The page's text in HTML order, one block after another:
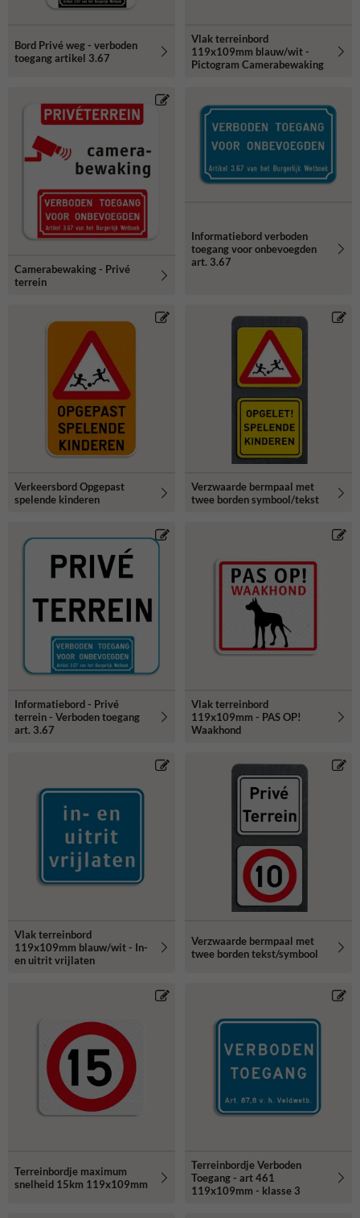
Bord Privé weg - verboden
toegang artikel 3.67
Vlak terreinbord
119x109mm blauw/wit -
Pictogram Camerabewaking
Camerabewaking - Privé
terrein
Informatiebord verboden
toegang voor onbevoegden
art. 3.67
Verkeersbord Opgepast
spelende kinderen
Verzwaarde bermpaal met
twee borden symbool/tekst
Informatiebord - Privé
terrein - Verboden toegang
art. 3.67
Vlak terreinbord
119x109mm - PAS OP!
Waakhond
Vlak terreinbord
119x109mm blauw/wit - In-
en uitrit vrijlaten
Verzwaarde bermpaal met
twee borden tekst/symbool
Terreinbordje maximum
snelheid 15km 119x109mm
Terreinbordje Verboden
Toegang - art 461
119x109mm - klasse 3